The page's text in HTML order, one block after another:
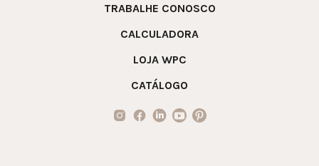
TRABALHE CONOSCO
CALCULADORA
LOJA WPC
CATÁLOGO